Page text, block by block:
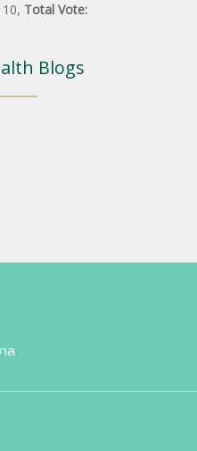
10, Total Vote:
Blogs
ล